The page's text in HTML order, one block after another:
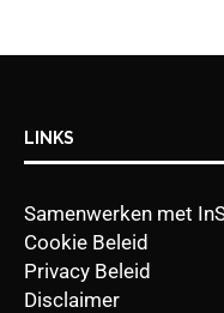
LINKS
Samenwerken met
Cookie Beleid
Privacy Beleid
Disclaimer